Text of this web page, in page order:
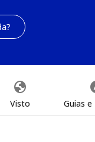
globe
Visto Guias e